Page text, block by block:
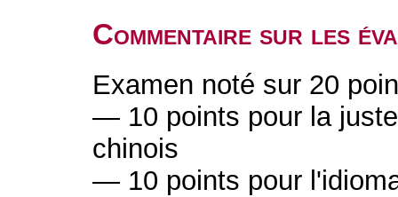
Commentaire sur les
Examen noté sur 20
— 10 points pour la
chinois
— 10 points pour